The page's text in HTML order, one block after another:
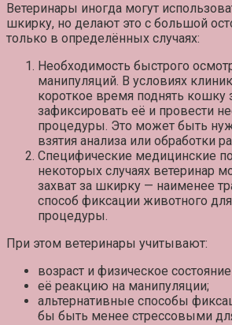
Ветеринары иногда могут
шкирку, но делают это с большой
только в определённых случаях:
Необходимость быстрого
манипуляций. В условиях
короткое время поднять кошку
зафиксировать её и провести
процедуры. Это может быть
взятия анализа или обработки
Специфические медицинские
некоторых случаях ветеринар
захват за шкирку — наименее
способ фиксации животного
процедуры.
При этом ветеринары учитывают:
возраст и физическое
её реакцию на манипуляции;
альтернативные способы
бы быть менее стрессовыми